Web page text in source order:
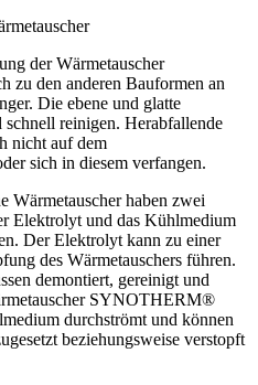
der Wärmetauscher
zu den anderen Bauformen an
Die ebene und glatte
reinigen. Herabfallende
nicht auf dem
sich in diesem verfangen.
Wärmetauscher haben zwei
Elektrolyt und das ­Kühlmedium
Der Elektrolyt kann zu einer
des Wärmetauschers führen.
demontiert, gereinigt und
SYNOTHERM®
durchströmt und können
beziehungsweise verstopft